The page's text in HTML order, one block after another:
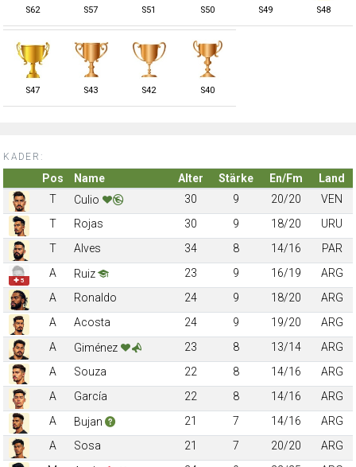
S62 S57 S51 S50 S49 S48
S47 S43 S42 S40
KADER:
Pos Name Alter Stärke En/Fm
Land
T
Culio 30 9 20/20
VEN
T
Rojas 30 9 18/20
URU
T
Alves 34 8 14/16 PAR
✚ 5
A Ruiz 23 9 16/19
ARG
A
Ronaldo 24 9 18/20
ARG
A
Acosta 24 9 19/20
ARG
A
Giménez 23 8 13/14
ARG
A
Souza 22 8 14/16
ARG
A
García 22 8 14/16
ARG
A
Bujan 21 7 14/16
ARG
A
Sosa 21 7 20/20
ARG